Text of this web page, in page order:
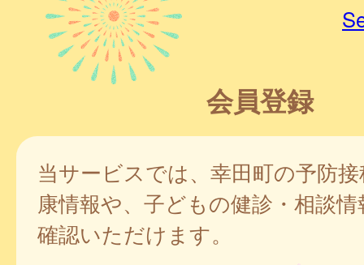
会員登録
当サービスでは、幸田町の予防
康情報や、子どもの健診・相談
確認いただけます。